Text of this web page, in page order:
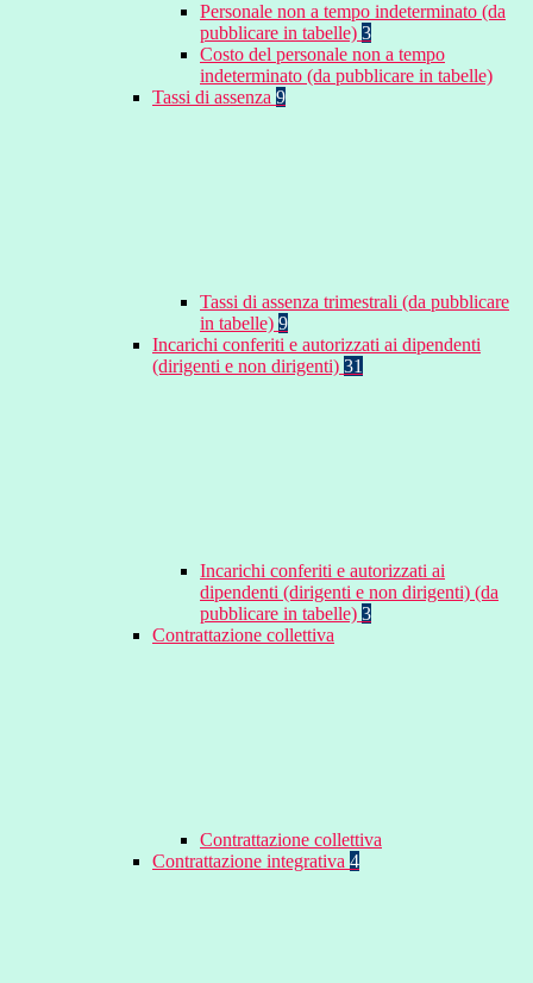
Personale non a tempo indeterminato (da
pubblicare in tabelle) 3
Costo del personale non a tempo
indeterminato (da pubblicare in tabelle)
Tassi di assenza 9
Tassi di assenza trimestrali (da pubblicare
in tabelle) 9
Incarichi conferiti e autorizzati ai dipendenti
(dirigenti e non dirigenti) 31
Incarichi conferiti e autorizzati ai
dipendenti (dirigenti e non dirigenti) (da
pubblicare in tabelle) 3
Contrattazione collettiva
Contrattazione collettiva
Contrattazione integrativa 4